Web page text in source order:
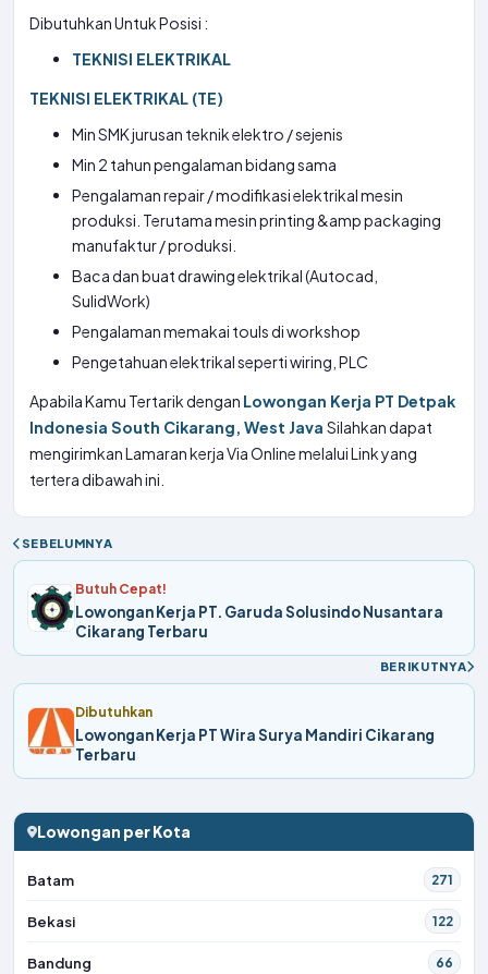
Dibutuhkan Untuk Posisi :
TEKNISI ELEKTRIKAL
TEKNISI ELEKTRIKAL (TE)
Min SMK jurusan teknik elektro / sejenis
Min 2 tahun pengalaman bidang sama
Pengalaman repair / modifikasi elektrikal mesin
produksi. Terutama mesin printing &amp packaging
manufaktur / produksi.
Baca dan buat drawing elektrikal (Autocad,
SulidWork)
Pengalaman memakai touls di workshop
Pengetahuan elektrikal seperti wiring, PLC
Apabila Kamu Tertarik dengan Lowongan Kerja PT Detpak
Indonesia South Cikarang, West Java Silahkan dapat
mengirimkan Lamaran kerja Via Online melalui Link yang
tertera dibawah ini.
SEBELUMNYA
Butuh Cepat!
Lowongan Kerja PT. Garuda Solusindo Nusantara
Cikarang Terbaru
BERIKUTNYA
Dibutuhkan
Lowongan Kerja PT Wira Surya Mandiri Cikarang
Terbaru
Lowongan per Kota
Batam 271
Bekasi 122
Bandung 66